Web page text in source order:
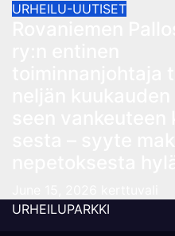
URHEILU-UUTISET
URHEILUPARKKI